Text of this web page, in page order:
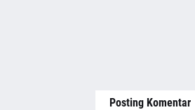
Posting Komentar